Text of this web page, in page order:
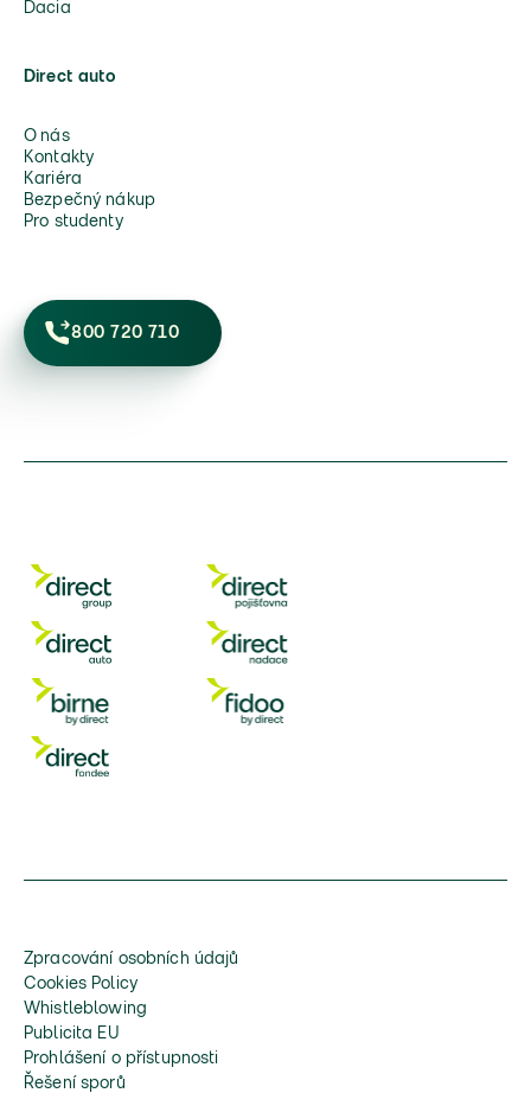
Dacia
Direct auto
O nás
Kontakty
Kariéra
Bezpečný nákup
Pro studenty
800 720 710
Zpracování osobních údajů
Cookies Policy
Whistleblowing
Publicita EU
Prohlášení o přístupnosti
Řešení sporů